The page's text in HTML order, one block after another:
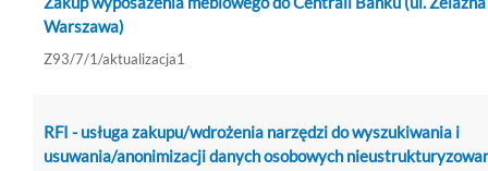
Warszawa)
Z93/7/1/aktualizacja1
RFI - usługa zakupu/wdrożenia narzędzi do wyszukiwania i
usuwania/anonimizacji danych osobowych